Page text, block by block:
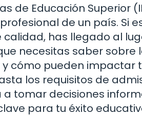
de Educación Superior
de un país. Si
has llegado al
necesitas saber sobre
y cómo pueden
los requisitos de
tomar decisiones
para tu éxito